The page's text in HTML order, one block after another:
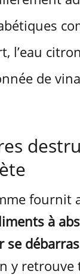
l’eau
de
fournit
à
se
y retrouve